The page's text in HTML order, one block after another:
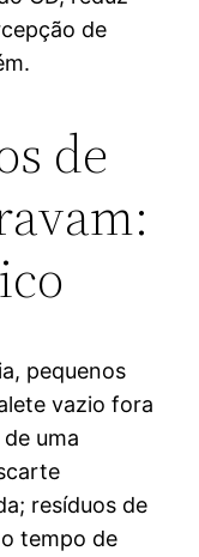
de
de
pequenos
vazio fora
uma
resíduos de
tempo de